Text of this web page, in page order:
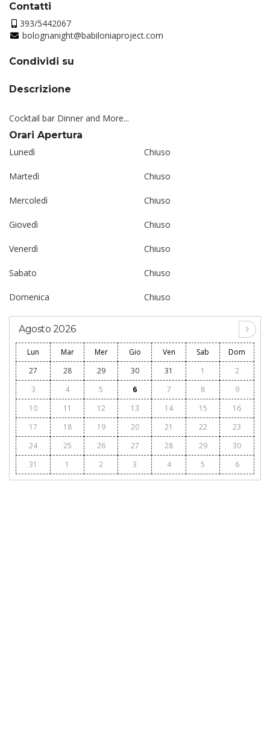
Contatti
393/5442067
bolognanight@babiloniaproject.com
Condividi su
Descrizione
Cocktail bar Dinner and More...
Orari Apertura
Lunedì
Chiuso
Martedì Chiuso
Mercoledì Chiuso
Giovedì Chiuso
Venerdì Chiuso
Sabato Chiuso
Domenica Chiuso
Agosto 2026
Lun Mar Mer Gio Ven Sab
Dom
27
28 29 30 31 1
2
3
4 5 6 7 8
9
10
11 12 13 14 15
16
17
18 19 20 21 22
23
24
25 26 27 28 29
30
31
1 2 3 4 5 6